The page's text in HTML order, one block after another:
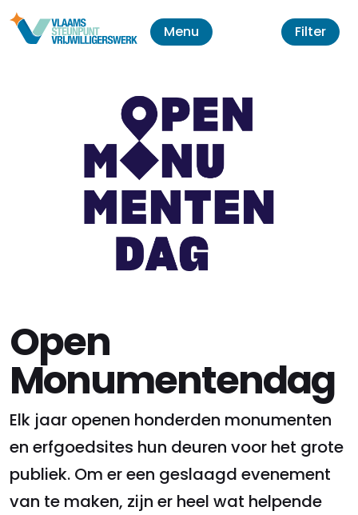
Menu
Open
Monumentendag
Elk jaar openen honderden monumenten
en erfgoedsites hun deuren voor het grote
publiek. Om er een geslaagd evenement
van te maken, zijn er heel wat helpende
Filter